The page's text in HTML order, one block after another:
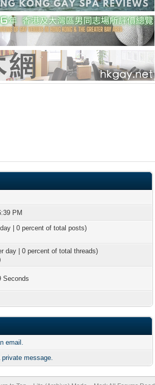
PM
| 0 percent of total posts)
day | 0 percent of total threads)
Seconds
email.
message.